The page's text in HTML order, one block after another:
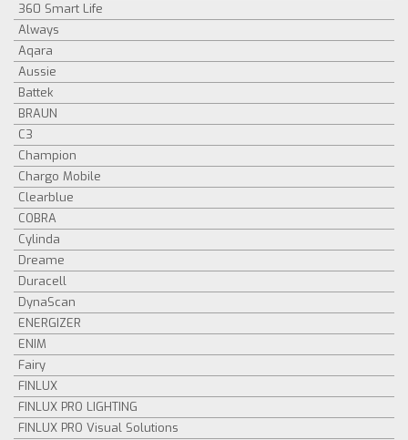
360 Smart Life
Always
Aqara
Aussie
Battek
BRAUN
C3
Champion
Chargo Mobile
Clearblue
COBRA
Cylinda
Dreame
Duracell
DynaScan
ENERGIZER
ENIM
Fairy
FINLUX
FINLUX PRO LIGHTING
FINLUX PRO Visual Solutions